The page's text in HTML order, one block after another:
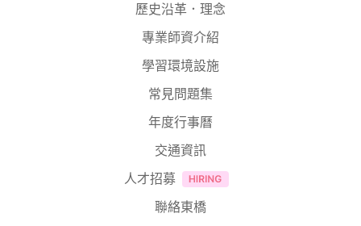
歷史沿革．理念
專業師資介紹
學習環境設施
常見問題集
年度行事曆
交通資訊
人才招募
聯絡東橋